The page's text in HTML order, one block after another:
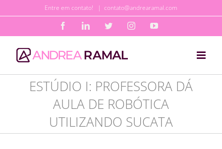
o
conteúdo
Entre em contato! | contato@andrearamal.com
FacebookLinkedInTwitterInstagramYouTube
ESTÚDIO I: PROFESSORA DÁ
AULA DE ROBÓTICA
UTILIZANDO SUCATA